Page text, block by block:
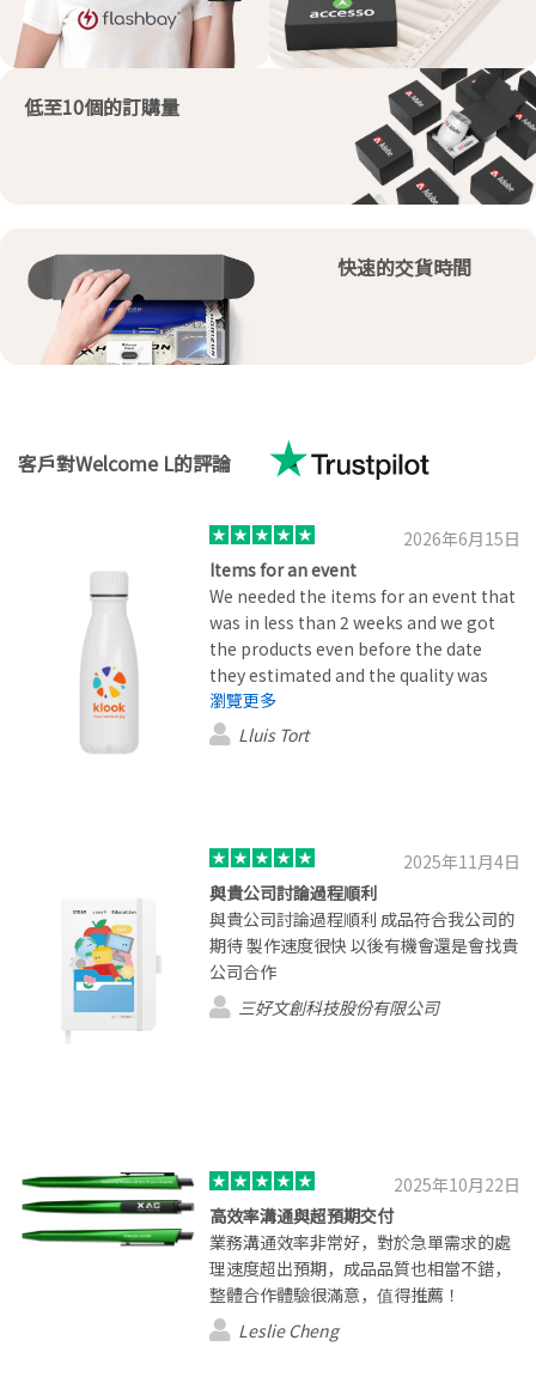
低至10個的訂購量
快速的交貨時間
客戶對Welcome L的評論
2026年6月15日
Items for an event
We needed the items for an event that
was in less than 2 weeks and we got
the products even before the date
they estimated and the quality was
perfect.
瀏覽更多
Lluis Tort
2025年11月4日
與貴公司討論過程順利
與貴公司討論過程順利 成品符合我公司的
期待 製作速度很快 以後有機會還是會找貴
公司合作
三好文創科技股份有限公司
2025年10月22日
高效率溝通與超預期交付
業務溝通效率非常好，對於急單需求的處
理速度超出預期，成品品質也相當不錯，
整體合作體驗很滿意，值得推薦！
Leslie Cheng